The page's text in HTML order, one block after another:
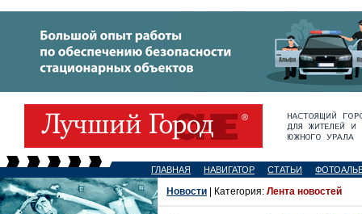
ГЛАВНАЯ НАВИГАТОР СТАТЬИ
Новости | Категория: Лента новостей